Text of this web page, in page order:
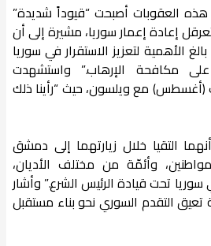
العقوبات أصبحت “قيوداً شديدة”
إعادة إعمار سوريا، مشيرة إلى أن
الأهمية لتعزيز الاستقرار في سوريا
مكافحة الإرهاب.” واستشهدت
(أغسطس) مع ويلسون، حيث “رأينا ذلك
التقيا خلال زيارتهما إلى دمشق
وأئمّة من مختلف الأديان،
تحت قيادة الرئيس الشرع.” وأشار
تعيق التقدم السوري نحو بناء مستقبل